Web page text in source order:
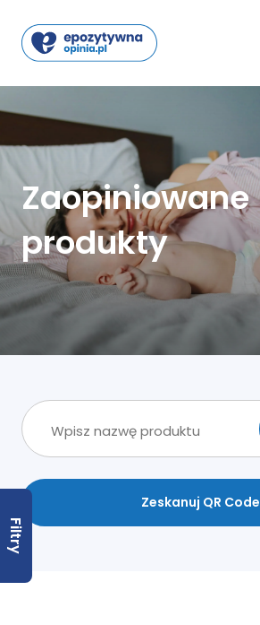
Zaopiniowane
produkty
Zeskanuj QR Code
Filtry